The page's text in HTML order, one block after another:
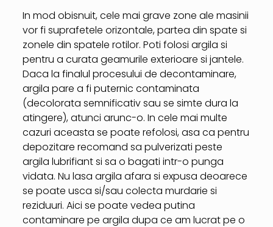
In mod obisnuit, cele mai grave zone ale masinii
vor fi suprafetele orizontale, partea din spate si
zonele din spatele rotilor. Poti folosi argila si
pentru a curata geamurile exterioare si jantele.
Daca la finalul procesului de decontaminare,
argila pare a fi puternic contaminata
(decolorata semnificativ sau se simte dura la
atingere), atunci arunc-o. In cele mai multe
cazuri aceasta se poate refolosi, asa ca pentru
depozitare recomand sa pulverizati peste
argila lubrifiant si sa o bagati intr-o punga
vidata. Nu lasa argila afara si expusa deoarece
se poate usca si/sau colecta murdarie si
reziduuri. Aici se poate vedea putina
contaminare pe argila dupa ce am lucrat pe o